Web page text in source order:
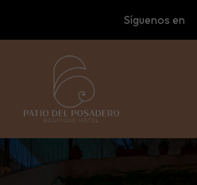
Síguenos en